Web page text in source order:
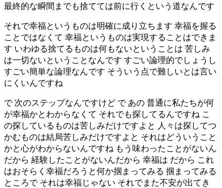
最終的な瞬間までも捨てては前に行くという道なんです
それで幸福というものは明確に成り立ちます 幸福を握る
ことではなくて 幸福というものは実現することはできま
す いわゆる捨てるものは何もないということは 苦しみ
は一切ないということなんです すごい論理的でしょうし
すごい簡単な論理なんです そういう点で難しいとは言い
にくいんですね
で 次のステップなんですけど で あの 普通に私たちが何
が幸福かとわからなくて それでも探してるんですね こ
の探しているものは苦しみだけですよと 人々は探してつ
かむものは結局苦しみだけですよと それはどういうこと
かと心がわからないんですね もう味わったことがないん
だから 経験したことがないんだから 幸福は だから これ
はおそらく幸福だろうと何か掴まってみる 掴まってみる
ところで それは幸福じゃない それでまた不安が出てき